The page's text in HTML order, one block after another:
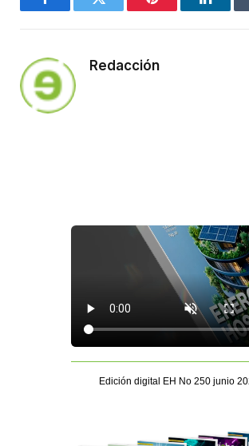
FacebookTwitter Pinterest
Redacción
Edición digital EH No 250 junio